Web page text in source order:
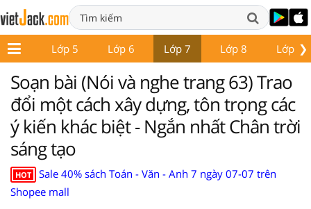
❯
4 Lớp 5 Lớp 6 Lớp 7 Lớp 8 Lớp 9
Soạn bài (Nói và nghe trang 63) Trao
đổi một cách xây dựng, tôn trọng các
ý kiến khác biệt - Ngắn nhất Chân trời
sáng tạo
HOT
Sale 40% sách Toán - Văn - Anh 7 ngày 07-07 trên
Shopee mall